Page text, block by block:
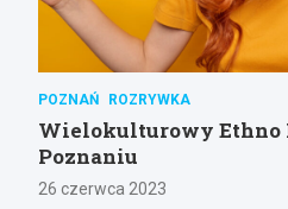
POZNAŃ ROZRYWKA
Wielokulturowy Ethno
Poznaniu
26 czerwca 2023